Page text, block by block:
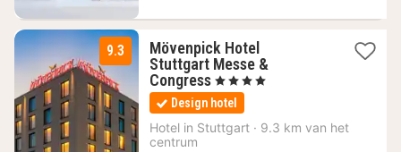
9.3
Mövenpick Hotel
Stuttgart Messe &
Congress 2
nachten
vanaf
94
, 4 Sterren
Design hotel
Hotel in Stuttgart · 9.3 km van het
centrum